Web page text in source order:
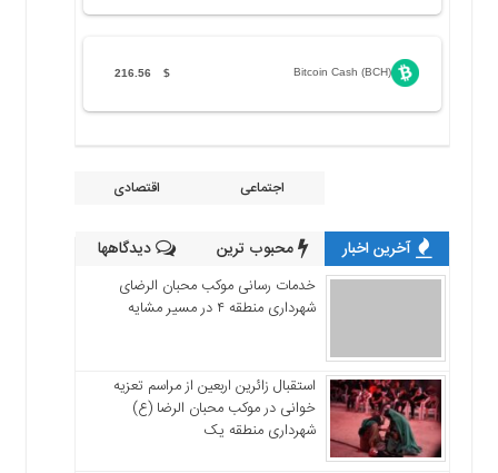
Bitcoin Cash (BCH)
$
216.56
اجتماعی اقتصادی
آخرین اخبار محبوب ترین دیدگاهها
خدمات رسانی موکب محبان الرضای
شهرداری منطقه ۴ در مسیر مشایه
استقبال زائرین اربعین از مراسم تعزیه
خوانی در موکب محبان الرضا (ع)
شهرداری منطقه یک